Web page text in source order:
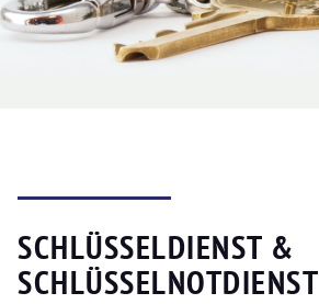
SCHLÜSSELDIENST &
SCHLÜSSELNOTDIENST